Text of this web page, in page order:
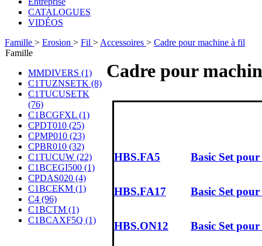
CATALOGUES
VIDÉOS
Famille > Erosion > Fil > Accessoires > Cadre pour machine à fil
Famille
MMDIVERS (1)
C1TUZNSETK (8)
C1TUCUSETK
(76)
C1BCGFXL (1)
CPDT010 (25)
CPMP010 (23)
CPBR010 (32)
C1TUCUW (22)
C1BCEGI500 (1)
CPDAS020 (4)
C1BCEKM (1)
C4 (96)
C1BCTM (1)
C1BCAXF5Q (1)
Cadre pour
HBS.FA5 Basic Set
HBS.FA17 Basic Set
HBS.ON12 Basic Set